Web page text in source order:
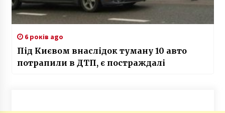
6 років ago
Під Києвом внаслідок туману 10 авто
потрапили в ДТП, є постраждалі